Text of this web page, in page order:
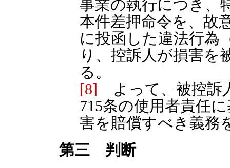
事業の執行につき、
本件差押命令を、故
に投函した違法行為
り、控訴人が損害を
る。
[8] よって、被控訴
715条の使用者責任
害を賠償すべき義務
第三 判断